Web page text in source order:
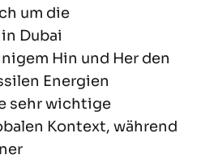
um die
Dubai
Hin und Her den
Energien
sehr wichtige
Kontext, während